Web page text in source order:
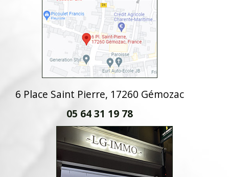
6 Place Saint Pierre, 17260 Gémozac
05 64 31 19 78